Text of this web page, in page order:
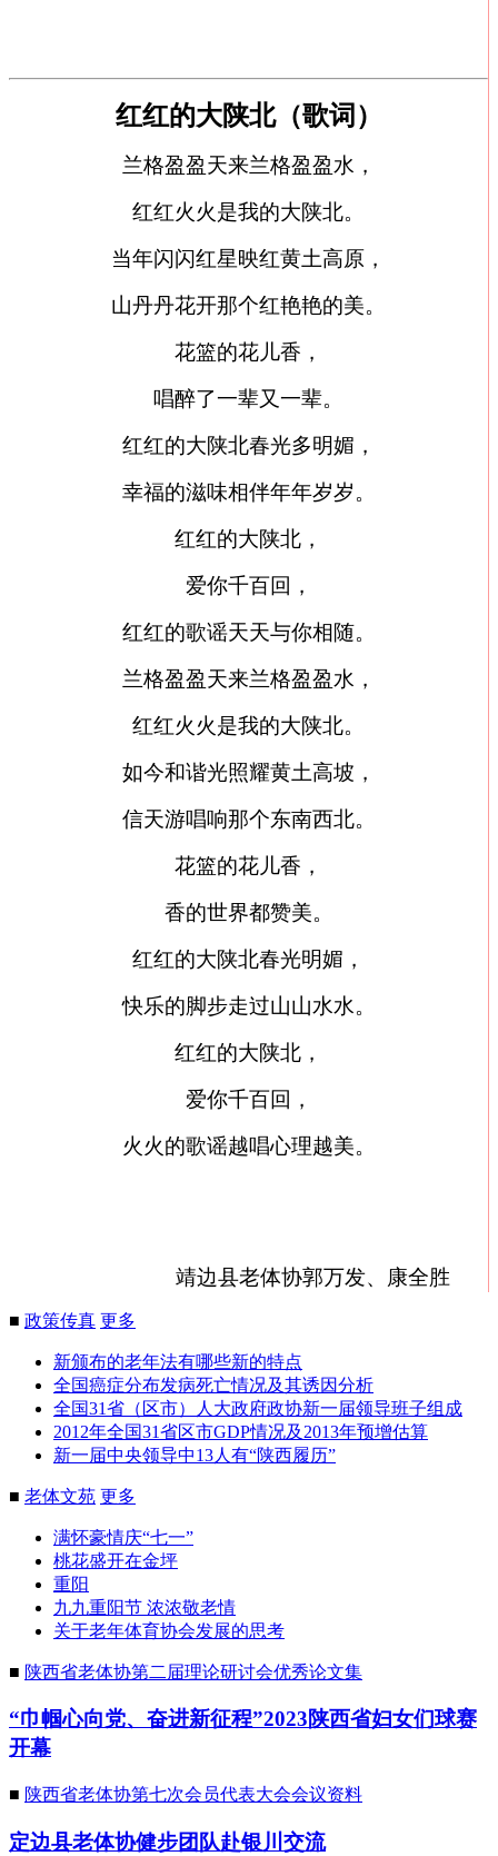
红红的大陕北（歌词）
兰格盈盈天来兰格盈盈水，
红红火火是我的大陕北。
当年闪闪红星映红黄土高原，
山丹丹花开那个红艳艳的美。
花篮的花儿香，
唱醉了一辈又一辈。
红红的大陕北春光多明媚，
幸福的滋味相伴年年岁岁。
红红的大陕北，
爱你千百回，
红红的歌谣天天与你相随。
兰格盈盈天来兰格盈盈水，
红红火火是我的大陕北。
如今和谐光照耀黄土高坡，
信天游唱响那个东南西北。
花篮的花儿香，
香的世界都赞美。
红红的大陕北春光明媚，
快乐的脚步走过山山水水。
红红的大陕北，
爱你千百回，
火火的歌谣越唱心理越美。
靖边县老体协郭万发、康全胜
■ 政策传真 更多
新颁布的老年法有哪些新的特点
全国癌症分布发病死亡情况及其诱因分析
全国31省（区市）人大政府政协新一届领导班子组成
2012年全国31省区市GDP情况及2013年预增估算
新一届中央领导中13人有“陕西履历”
■ 老体文苑 更多
满怀豪情庆“七一”
桃花盛开在金坪
重阳
九九重阳节 浓浓敬老情
关于老年体育协会发展的思考
■ 陕西省老体协第二届理论研讨会优秀论文集
“巾帼心向党、奋进新征程”2023陕西省妇女们球赛
开幕
■ 陕西省老体协第七次会员代表大会会议资料
定边县老体协健步团队赴银川交流